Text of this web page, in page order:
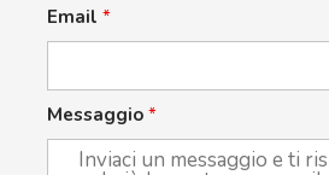
Email *
Messaggio *